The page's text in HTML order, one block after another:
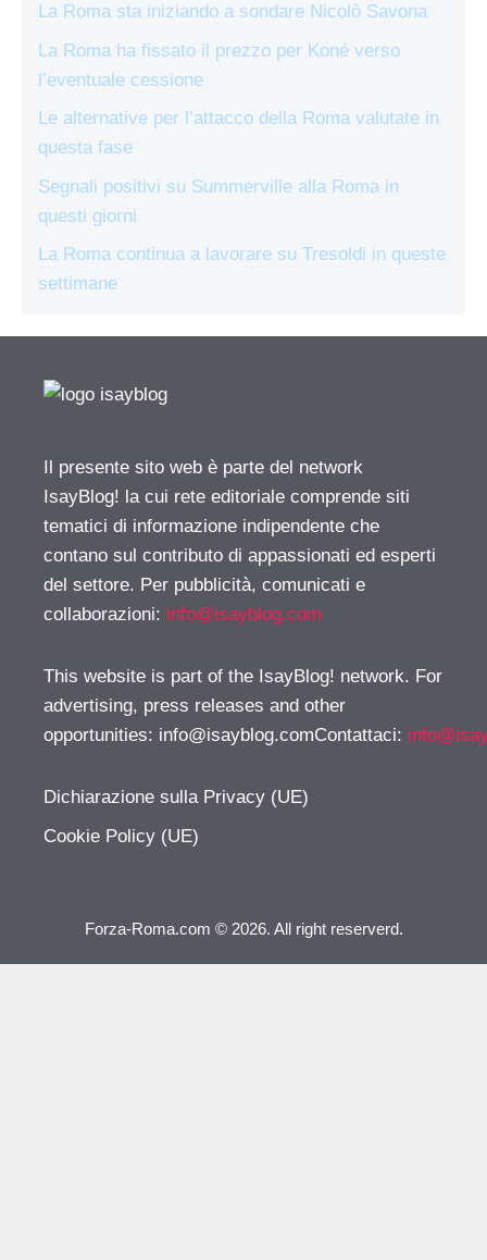
La Roma sta iniziando a sondare Nicolò Savona
La Roma ha fissato il prezzo per Koné verso
l’eventuale cessione
Le alternative per l’attacco della Roma valutate in
questa fase
Segnali positivi su Summerville alla Roma in
questi giorni
La Roma continua a lavorare su Tresoldi in queste
settimane
Il presente sito web è parte del network
IsayBlog! la cui rete editoriale comprende siti
tematici di informazione indipendente che
contano sul contributo di appassionati ed esperti
del settore. Per pubblicità, comunicati e
collaborazioni: info@isayblog.com
This website is part of the IsayBlog! network. For
advertising, press releases and other
opportunities: info@isayblog.comContattaci:
Dichiarazione sulla Privacy (UE)
Cookie Policy (UE)
Forza-Roma.com © 2026. All right reserverd.